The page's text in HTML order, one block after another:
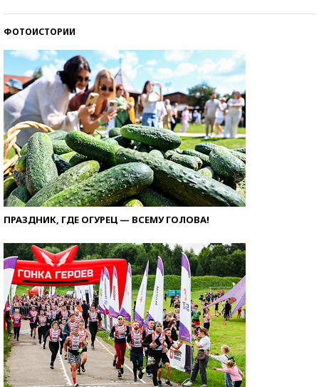
ФОТОИСТОРИИ
ПРАЗДНИК, ГДЕ ОГУРЕЦ — ВСЕМУ ГОЛОВА!